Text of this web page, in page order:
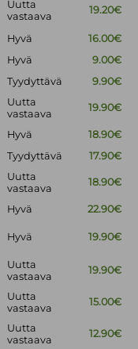
Uutta
vastaava
19.20€
Hyvä
16.00€
Hyvä
9.00€
Tyydyttävä 9.90€
Uutta
vastaava
19.90€
Hyvä
18.90€
Tyydyttävä 17.90€
Uutta
vastaava
18.90€
Hyvä
22.90€
Hyvä 19.90€
Uutta
vastaava
19.90€
Uutta
vastaava
15.00€
Uutta
vastaava
12.90€